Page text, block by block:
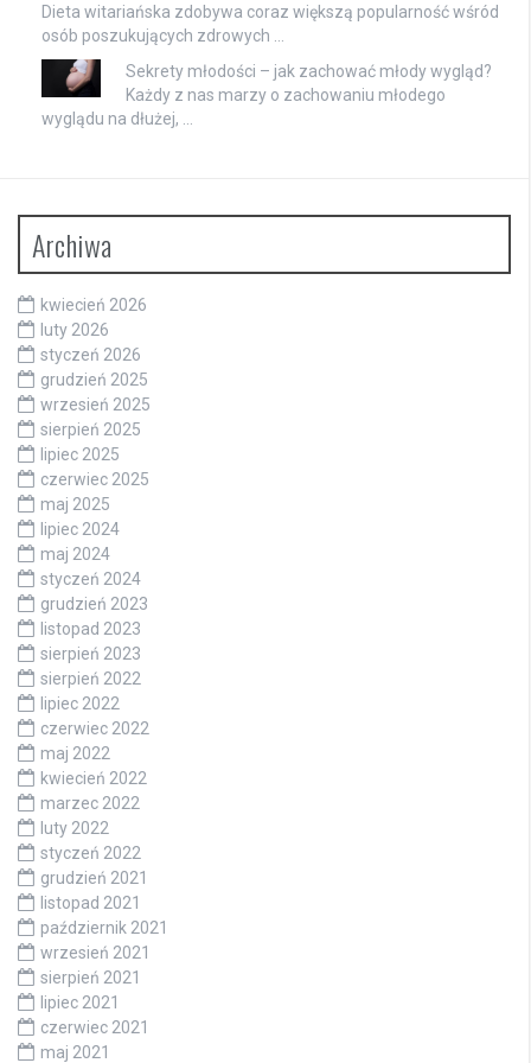
Dieta witariańska zdobywa coraz większą popularność wśród
osób poszukujących zdrowych …
Sekrety młodości – jak zachować młody wygląd?
Każdy z nas marzy o zachowaniu młodego
wyglądu na dłużej, …
Archiwa
kwiecień 2026
luty 2026
styczeń 2026
grudzień 2025
wrzesień 2025
sierpień 2025
lipiec 2025
czerwiec 2025
maj 2025
lipiec 2024
maj 2024
styczeń 2024
grudzień 2023
listopad 2023
sierpień 2023
sierpień 2022
lipiec 2022
czerwiec 2022
maj 2022
kwiecień 2022
marzec 2022
luty 2022
styczeń 2022
grudzień 2021
listopad 2021
październik 2021
wrzesień 2021
sierpień 2021
lipiec 2021
czerwiec 2021
maj 2021